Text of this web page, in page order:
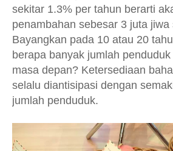
sekitar 1.3% per tahun berarti
penambahan sebesar 3 juta
Bayangkan pada 10 atau 20
berapa banyak jumlah
masa depan? Ketersediaan
selalu diantisipasi dengan
jumlah penduduk.